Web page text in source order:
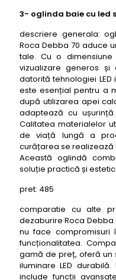
3- oglinda baie cu led
descriere generala:
Roca Debba 70 aduce
tale. Cu o
vizualizare generos și
datorită tehnologiei
este esențial pentru a
după utilizarea apei
adaptează cu
Calitatea materialelor
de viață lungă a
curățarea se realizează
Această oglindă
soluție practică și
pret: 485
comparatie cu alte
dezaburire Roca
nu face
funcționalitatea.
gamă de preț, oferă un
iluminare LED
include funcții